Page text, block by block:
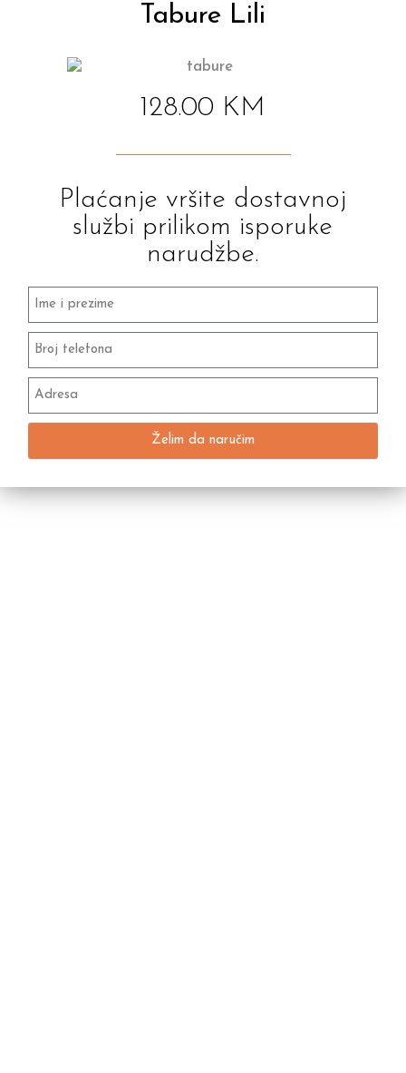
Tabure Lili
128.00 KM
Plaćanje vršite dostavnoj
službi prilikom isporuke
narudžbe.
Želim da naručim